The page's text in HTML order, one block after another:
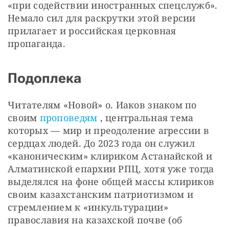
«при содействии иностранных спецслужб».
Немало сил для раскрутки этой версии
прилагает и российская церковная
пропаганда.
Подоплека
Читателям «Новой» о. Иаков знаком по
своим проповедям , центральная тема
которых — мир и преодоление агрессии в
сердцах людей. До 2023 года он служил
«каноническим» клириком Астанайской и
Алматинской епархии РПЦ, хотя уже тогда
выделялся на фоне общей массы клириков
своим казахстанским патриотизмом и
стремлением к «инкультурации»
православия на казахской почве (об